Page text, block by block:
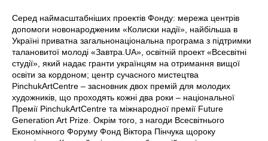
Серед наймасштабніших проектів Фонду: мережа центрів
допомоги новонародженим «Колиски надії», найбільша в
Україні приватна загальнонаціональна програма з підтримки
талановитої молоді «Завтра.UA», освітній проект «Всесвітні
студії», який надає гранти українцям на отримання вищої
освіти за кордоном; центр сучасного мистецтва
PinchukArtCentre – засновник двох премій для молодих
художників, що проходять кожні два роки – національної
Премії PinchukArtCentre та міжнародної премії Future
Generation Art Prize. Окрім того, з нагоди Всесвітнього
Економічного Форуму Фонд Віктора Пінчука щороку